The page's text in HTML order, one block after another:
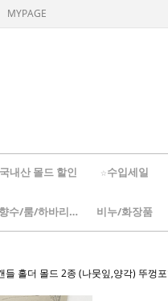
MYPAGE
국내산 몰드 할인 ☆수입세일
향수/룸/하바리움 비누/화장품
홀더 몰드 2종 (나뭇잎,양각) 뚜껑